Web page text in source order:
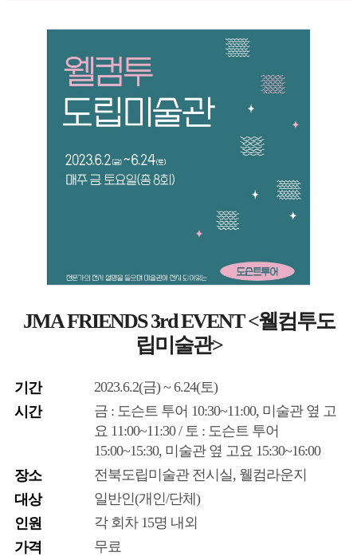
JMA FRIENDS 3rd EVENT <웰컴투도
립미술관>
기간
2023.6.2(금) ~ 6.24(토)
시간
금 : 도슨트 투어 10:30~11:00, 미술관 옆 고
요 11:00~11:30 / 토 : 도슨트 투어
15:00~15:30, 미술관 옆 고요 15:30~16:00
장소
전북도립미술관 전시실, 웰컴라운지
대상
일반인(개인/단체)
인원
각 회차 15명 내외
가격
무료